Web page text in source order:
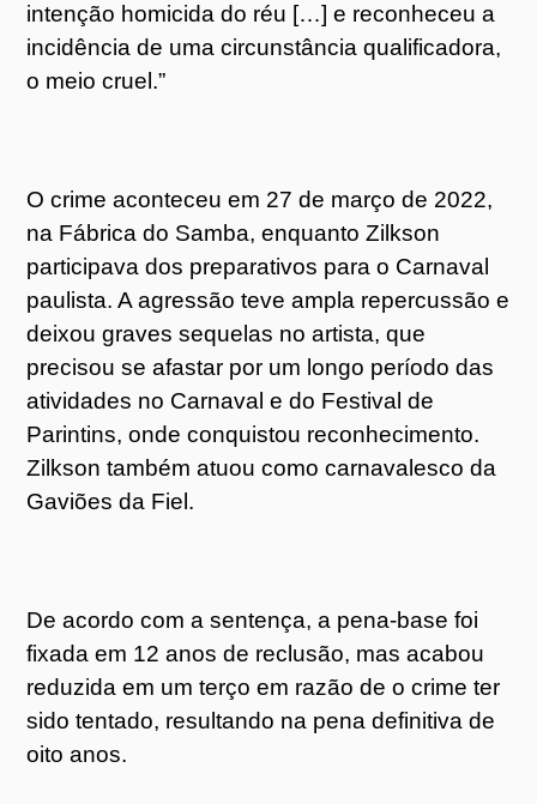
intenção homicida do réu […] e reconheceu a
incidência de uma circunstância qualificadora,
o meio cruel.”
O crime aconteceu em 27 de março de 2022,
na Fábrica do Samba, enquanto Zilkson
participava dos preparativos para o Carnaval
paulista. A agressão teve ampla repercussão e
deixou graves sequelas no artista, que
precisou se afastar por um longo período das
atividades no Carnaval e do Festival de
Parintins, onde conquistou reconhecimento.
Zilkson também atuou como carnavalesco da
Gaviões da Fiel.
De acordo com a sentença, a pena-base foi
fixada em 12 anos de reclusão, mas acabou
reduzida em um terço em razão de o crime ter
sido tentado, resultando na pena definitiva de
oito anos.